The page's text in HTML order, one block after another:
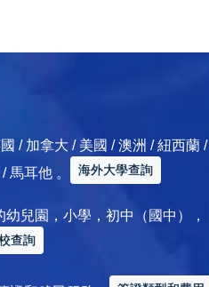
/ 加拿大 / 美國 / 澳洲 / 紐西蘭 /
馬耳他 。
海外大學查詢
兒園，小學，初中（國中），
查詢